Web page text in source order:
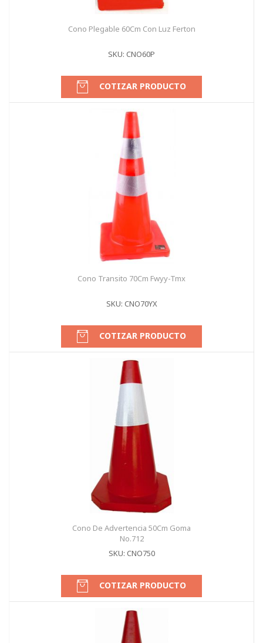
Cono Plegable 60Cm Con Luz Ferton
SKU: CNO60P
COTIZAR PRODUCTO
Cono Transito 70Cm Fwyy-Tmx
SKU: CNO70YX
COTIZAR PRODUCTO
Cono De Advertencia 50Cm Goma
No.712
SKU: CNO750
COTIZAR PRODUCTO